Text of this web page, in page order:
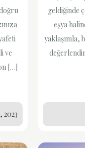
ve
[…]
2023
geldiğinde
eşya
yaklaşımla,